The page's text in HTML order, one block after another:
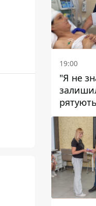
19:00
"Я не
рятують
мати